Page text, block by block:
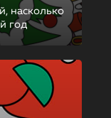
насколько
год